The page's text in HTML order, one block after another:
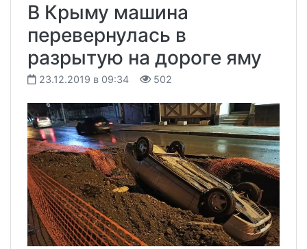
В Крыму машина
перевернулась в
разрытую на дороге яму
23.12.2019 в 09:34 502